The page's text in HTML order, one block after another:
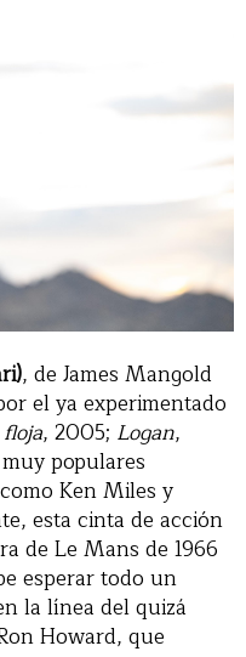
, de James Mangold
el ya experimentado
, 2005; Logan,
populares
Ken Miles y
esta cinta de acción
de Le Mans de 1966
esperar todo un
la línea del quizá
Howard, que